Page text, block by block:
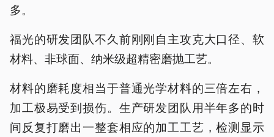
多。
福光的研发团队不久前刚刚自主攻克大口径、软
材料、非球面、纳米级超精密磨抛工艺。
材料的磨耗度相当于普通光学材料的三倍左右，
加工极易受到损伤。生产研发团队用半年多的时
间反复打磨出一整套相应的加工工艺，检测显示